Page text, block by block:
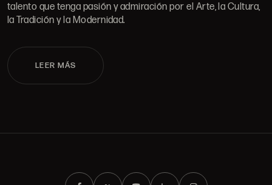
talento que tenga pasión y admiración por el Arte, la Cultura,
la Tradición y la Modernidad.
LEER MÁS